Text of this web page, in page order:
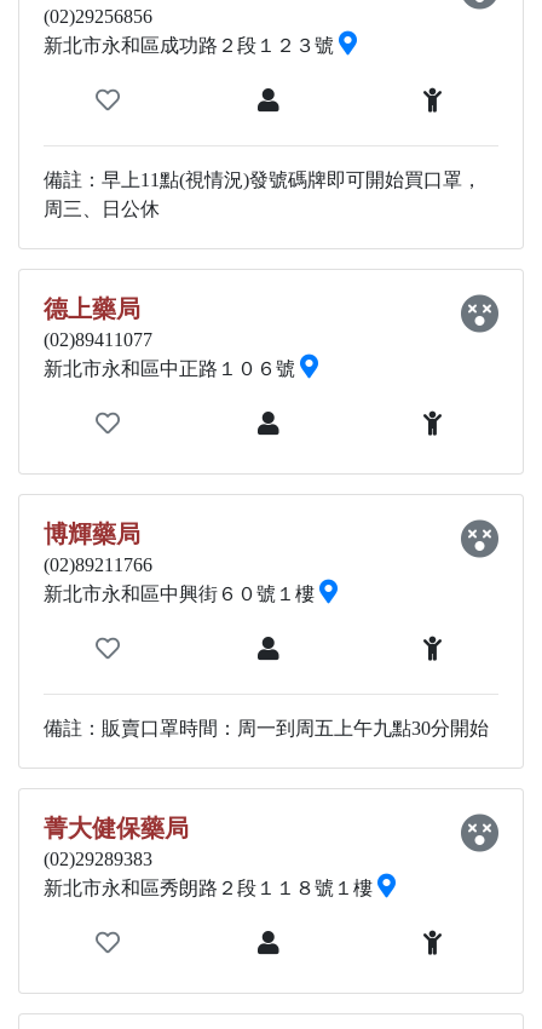
(02)29256856
新北市永和區成功路２段１２３號
備註：早上11點(視情況)發號碼牌即可開始買口罩，
周三、日公休
德上藥局
(02)89411077
新北市永和區中正路１０６號
博輝藥局
(02)89211766
新北市永和區中興街６０號１樓
備註：販賣口罩時間：周一到周五上午九點30分開始
菁大健保藥局
(02)29289383
新北市永和區秀朗路２段１１８號１樓